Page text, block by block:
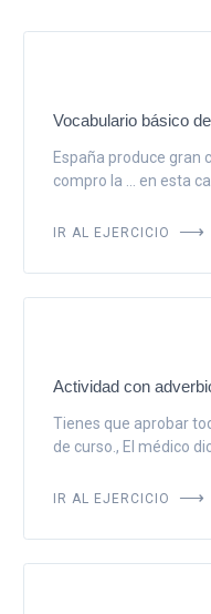
Vocabulario básico
España produce gran
compro la ... en esta
IR AL EJERCICIO
Actividad con
Tienes que aprobar
de curso., El médico
IR AL EJERCICIO